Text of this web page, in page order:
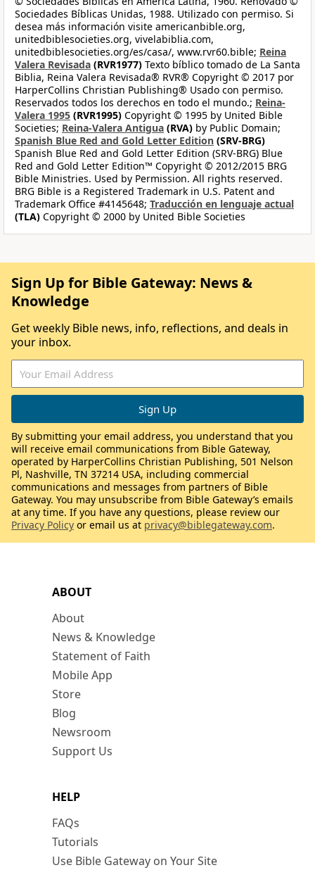
Sociedades Bíblicas Unidas, 1988. Utilizado con permiso. Si
desea más información visite americanbible.org,
unitedbiblesocieties.org, vivelabiblia.com,
unitedbiblesocieties.org/es/casa/, www.rvr60.bible; Reina
Valera Revisada (RVR1977) Texto bíblico tomado de La Santa
Biblia, Reina Valera Revisada® RVR® Copyright © 2017 por
HarperCollins Christian Publishing® Usado con permiso.
Reservados todos los derechos en todo el mundo.; Reina-
Valera 1995 (RVR1995) Copyright © 1995 by United Bible
Societies; Reina-Valera Antigua (RVA) by Public Domain;
Spanish Blue Red and Gold Letter Edition (SRV-BRG)
Spanish Blue Red and Gold Letter Edition (SRV-BRG) Blue
Red and Gold Letter Edition™ Copyright © 2012/2015 BRG
Bible Ministries. Used by Permission. All rights reserved.
BRG Bible is a Registered Trademark in U.S. Patent and
Trademark Office #4145648; Traducción en lenguaje actual
(TLA) Copyright © 2000 by United Bible Societies
ABOUT
About
News & Knowledge
Statement of Faith
Mobile App
Store
Blog
Newsroom
Support Us
HELP
FAQs
Tutorials
Use Bible Gateway on Your Site
Sign Up for Bible Gateway: News &
Knowledge
Get weekly Bible news, info, reflections, and deals in
your inbox.
By submitting your email address, you understand that you
will receive email communications from Bible Gateway,
operated by HarperCollins Christian Publishing, 501 Nelson
Pl, Nashville, TN 37214 USA, including commercial
communications and messages from partners of Bible
Gateway. You may unsubscribe from Bible Gateway’s emails
at any time. If you have any questions, please review our
Privacy Policy or email us at privacy@biblegateway.com.